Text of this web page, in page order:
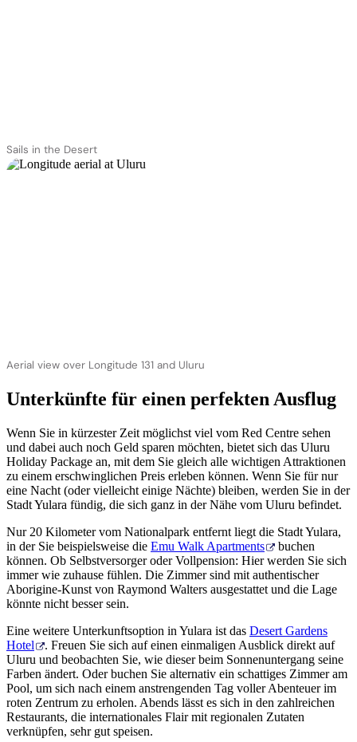
Sails in the Desert
Aerial view over Longitude 131 and Uluru
Unterkünfte für einen perfekten Ausflug
Wenn Sie in kürzester Zeit möglichst viel vom Red Centre sehen
und dabei auch noch Geld sparen möchten, bietet sich das Uluru
Holiday Package an, mit dem Sie gleich alle wichtigen Attraktionen
zu einem erschwinglichen Preis erleben können. Wenn Sie für nur
eine Nacht (oder vielleicht einige Nächte) bleiben, werden Sie in der
Stadt Yulara fündig, die sich ganz in der Nähe vom Uluru befindet.
Nur 20 Kilometer vom Nationalpark entfernt liegt die Stadt Yulara,
in der Sie beispielsweise die Emu Walk Apartments
buchen
können. Ob Selbstversorger oder Vollpension: Hier werden Sie sich
immer wie zuhause fühlen. Die Zimmer sind mit authentischer
Aborigine-Kunst von Raymond Walters ausgestattet und die Lage
könnte nicht besser sein.
Eine weitere Unterkunftsoption in Yulara ist das Desert Gardens
Hotel
. Freuen Sie sich auf einen einmaligen Ausblick direkt auf
Uluru und beobachten Sie, wie dieser beim Sonnenuntergang seine
Farben ändert. Oder buchen Sie alternativ ein schattiges Zimmer am
Pool, um sich nach einem anstrengenden Tag voller Abenteuer im
roten Zentrum zu erholen. Abends lässt es sich in den zahlreichen
Restaurants, die internationales Flair mit regionalen Zutaten
verknüpfen, sehr gut speisen.